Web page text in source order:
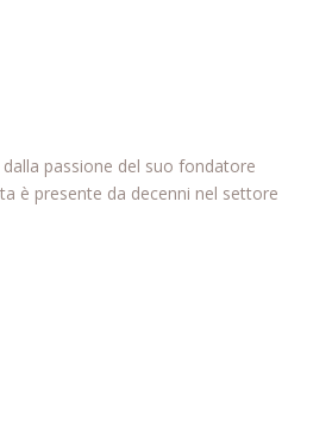
dalla passione del suo fondatore
è presente da decenni nel settore